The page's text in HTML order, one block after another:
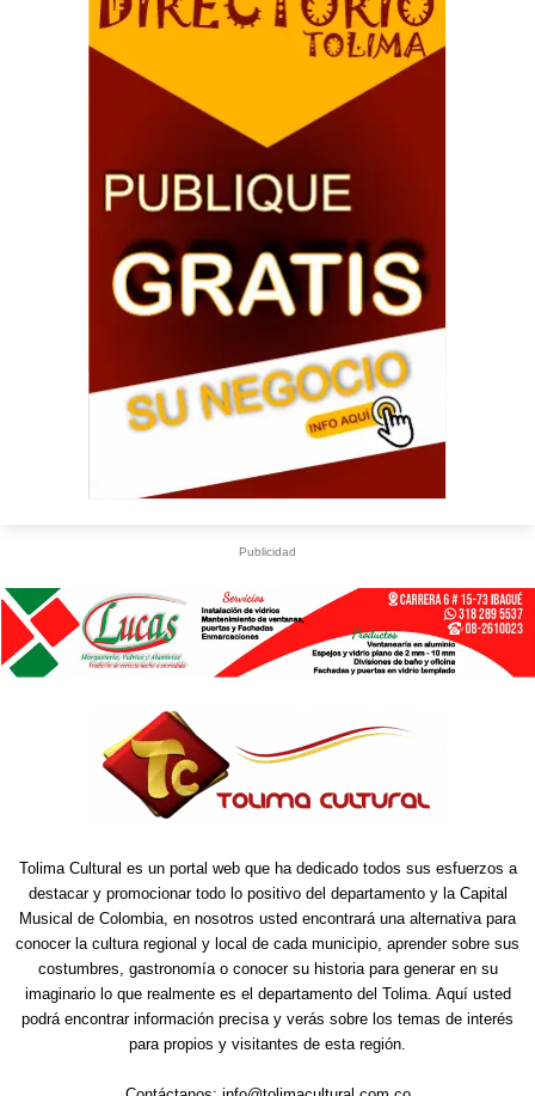
Publicidad
Tolima Cultural es un portal web que ha dedicado todos sus esfuerzos a
destacar y promocionar todo lo positivo del departamento y la Capital
Musical de Colombia, en nosotros usted encontrará una alternativa para
conocer la cultura regional y local de cada municipio, aprender sobre sus
costumbres, gastronomía o conocer su historia para generar en su
imaginario lo que realmente es el departamento del Tolima. Aquí usted
podrá encontrar información precisa y verás sobre los temas de interés
para propios y visitantes de esta región.